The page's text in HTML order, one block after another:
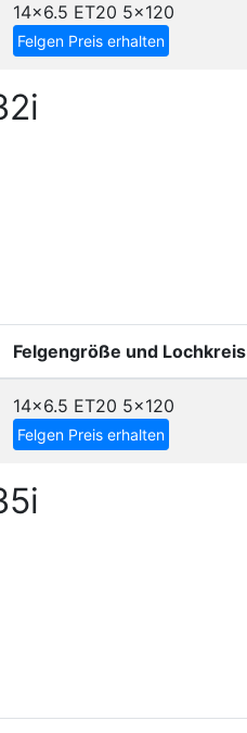
14x6.5 ET20 5x120
Felgen Preis erhalten
Felgengröße und Lochkreis
14x6.5 ET20 5x120
Felgen Preis erhalten